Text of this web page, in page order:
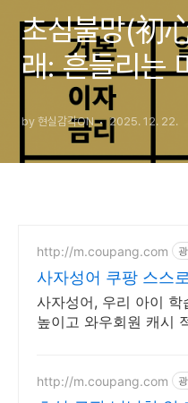
초심불망(初
래: 흔들리는
by 현실감각ON 2025. 12. 22.
http://m.coupang.com
사자성어 쿠팡 스스
거운 책
사자성어, 우리 아이 학
높이고 와우회원 캐시
http://m.coupang.com